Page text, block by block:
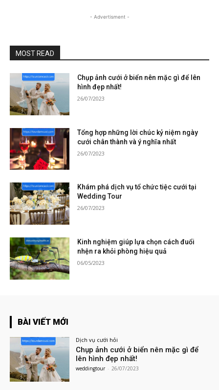
- Advertisment -
MOST READ
Chụp ảnh cưới ở biển nên mặc gì để lên
hình đẹp nhất!
26/07/2023
Tổng hợp những lời chúc kỷ niệm ngày
cưới chân thành và ý nghĩa nhất
26/07/2023
Khám phá dịch vụ tổ chức tiệc cưới tại
Wedding Tour
26/07/2023
Kinh nghiệm giúp lựa chọn cách đuổi
nhện ra khỏi phòng hiệu quả
06/05/2023
BÀI VIẾT MỚI
Dịch vụ cưới hỏi
Chụp ảnh cưới ở biển nên mặc gì để
lên hình đẹp nhất!
weddingtour - 26/07/2023